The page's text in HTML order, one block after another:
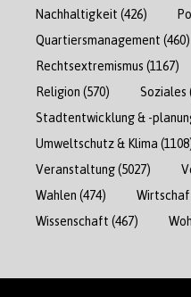
Nachhaltigkeit (426)
Quartiersmanagement (460)
Rechtsextremismus (1167)
Religion (570) Soziales
Stadtentwicklung & -
Umweltschutz & Klima
Veranstaltung(5027)
Wahlen (474)
Wissenschaft (467)